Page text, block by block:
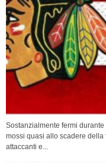
Sostanzialmente fermi
mossi quasi allo scadere
attaccanti e...